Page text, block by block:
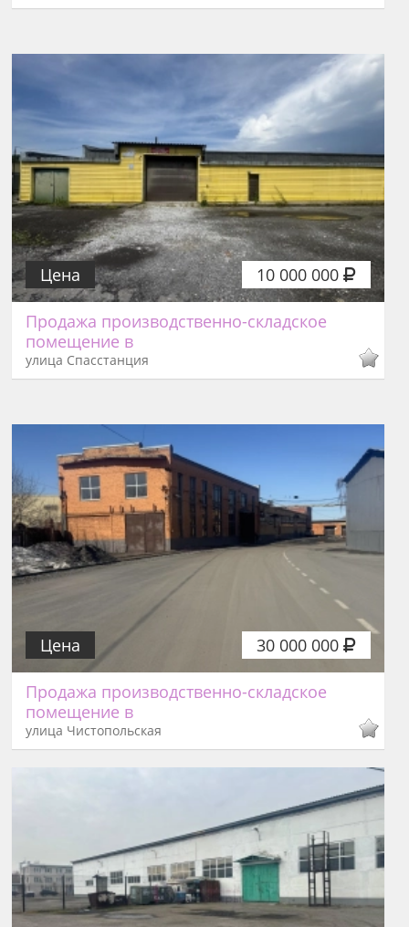
10 000 000
Цена
Продажа производственно-складское
помещение в
улица Спасстанция
30 000 000
Цена
Продажа производственно-складское
помещение в
улица Чистопольская